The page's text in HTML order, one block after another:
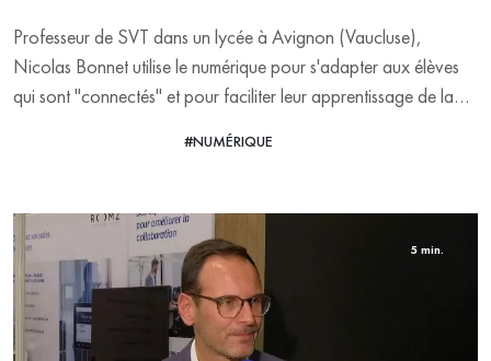
Professeur de SVT dans un lycée à Avignon (Vaucluse),
Nicolas Bonnet utilise le numérique pour s'adapter aux élèves
qui sont "connectés" et pour faciliter leur apprentissage de la
avoue qu'il existe "une plus-value". Il répond aux questions
Versailles.
#NUMÉRIQUE
5 min.